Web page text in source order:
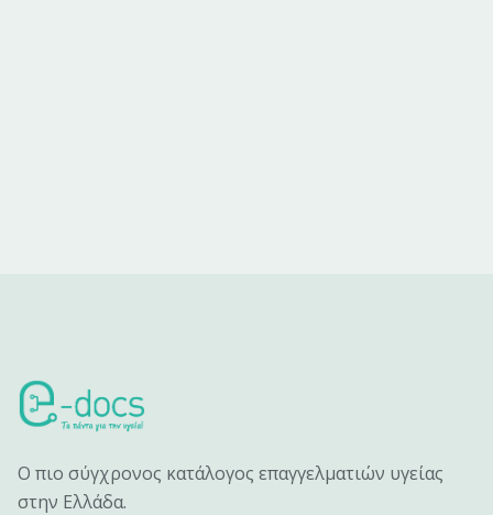
Ο πιο σύγχρονος κατάλογος επαγγελματιών υγείας
στην Ελλάδα.